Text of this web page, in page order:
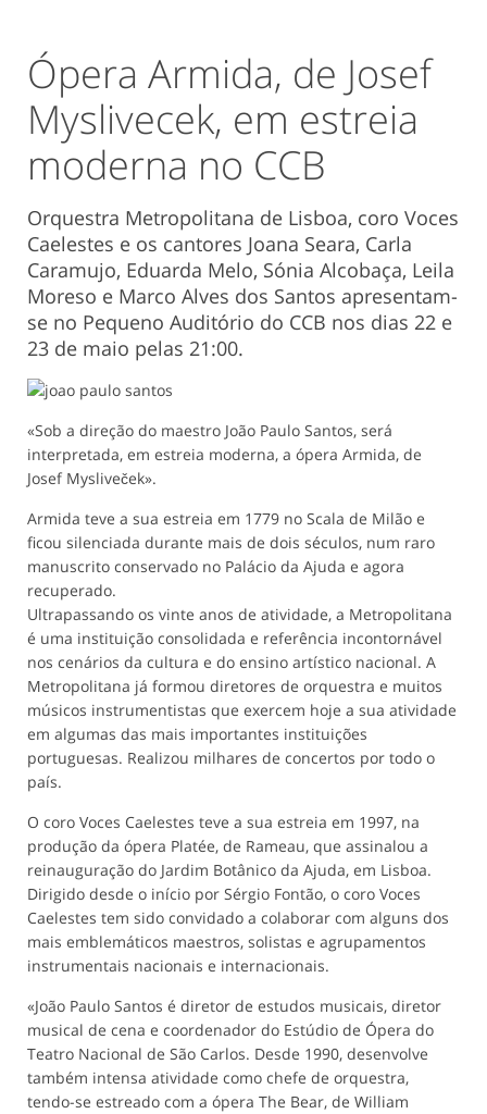
Ópera Armida, de Josef
Myslivecek, em estreia
moderna no CCB
Orquestra Metropolitana de Lisboa, coro Voces
Caelestes e os cantores Joana Seara, Carla
Caramujo, Eduarda Melo, Sónia Alcobaça, Leila
Moreso e Marco Alves dos Santos apresentam-
se no Pequeno Auditório do CCB nos dias 22 e
23 de maio pelas 21:00.
«Sob a direção do maestro João Paulo Santos, será
interpretada, em estreia moderna, a ópera Armida, de
Josef Mysliveček».
Armida teve a sua estreia em 1779 no Scala de Milão e
ficou silenciada durante mais de dois séculos, num raro
manuscrito conservado no Palácio da Ajuda e agora
recuperado.
Ultrapassando os vinte anos de atividade, a Metropolitana
é uma instituição consolidada e referência incontornável
nos cenários da cultura e do ensino artístico nacional. A
Metropolitana já formou diretores de orquestra e muitos
músicos instrumentistas que exercem hoje a sua atividade
em algumas das mais importantes instituições
portuguesas. Realizou milhares de concertos por todo o
país.
O coro Voces Caelestes teve a sua estreia em 1997, na
produção da ópera Platée, de Rameau, que assinalou a
reinauguração do Jardim Botânico da Ajuda, em Lisboa.
Dirigido desde o início por Sérgio Fontão, o coro Voces
Caelestes tem sido convidado a colaborar com alguns dos
mais emblemáticos maestros, solistas e agrupamentos
instrumentais nacionais e internacionais.
«João Paulo Santos é diretor de estudos musicais, diretor
musical de cena e coordenador do Estúdio de Ópera do
Teatro Nacional de São Carlos. Desde 1990, desenvolve
também intensa atividade como chefe de orquestra,
tendo-se estreado com a ópera The Bear, de William